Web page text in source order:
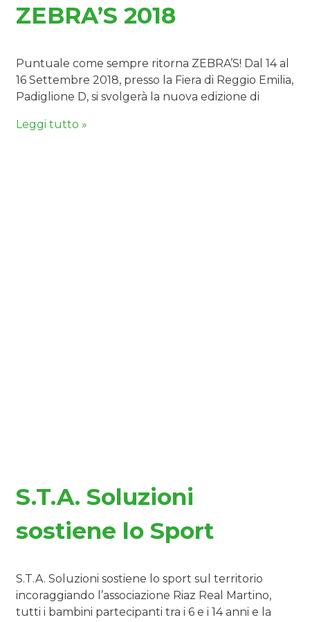
ZEBRA’S 2018
Puntuale come sempre ritorna ZEBRA’S! Dal 14 al
16 Settembre 2018, presso la Fiera di Reggio Emilia,
Padiglione D, si svolgerà la nuova edizione di
Leggi tutto »
S.T.A. Soluzioni
sostiene lo Sport
S.T.A. Soluzioni sostiene lo sport sul territorio
incoraggiando l’associazione Riaz Real Martino,
tutti i bambini partecipanti tra i 6 e i 14 anni e la